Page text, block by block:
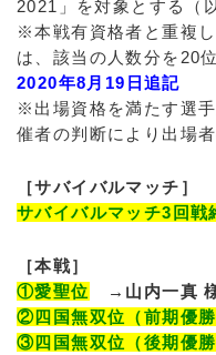
2021」を対象とする（
※本戦有資格者と重複
は、該当の人数分を20
2020年8月19日追記
※出場資格を満たす選
催者の判断により出場
［サバイバルマッチ］
サバイバルマッチ3回戦
［本戦］
①愛聖位
→山内一真
②四国無双位（前期優勝
③四国無双位（後期優勝